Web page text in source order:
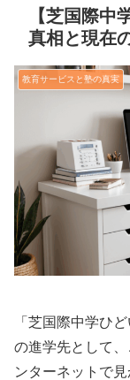
【芝国際中
真相と現在
教育サービスと塾の真実
「芝国際中学ひ
の進学先として
ンターネットで